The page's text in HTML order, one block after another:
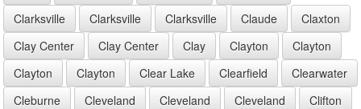
Clarksville
Clarksville Clarksville Claude
Claxton
Clay Center
Clay Center Clay Clayton
Clayton
Clayton
Clayton Clear Lake Clearfield
Clearwater
Cleburne
Cleveland Cleveland Cleveland
Clifton